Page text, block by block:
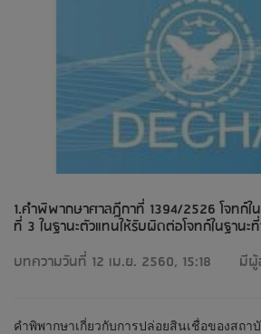
1.คำพิพากษาศาลฎีกาที่ 1394/2526 โจทก์ใ
ที่ 3 ในฐานะตัวแทนให้รับผิดต่อโจทก์ในฐานะ
บทความวันที่ 12 เม.ย. 2560, 15:18
มีผู้
คำพิพากษาเกี่ยวกับการปล่อยสินเชื่อของสถ